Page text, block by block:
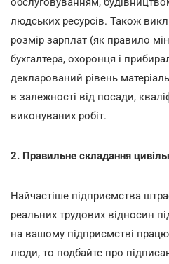
людських ресурсів. Також
розмір зарплат (як правило
бухгалтера, охоронця і
декларований рівень
в залежності від посади,
виконуваних робіт.
2. Правильне складання
Найчастіше підприємства
реальних трудових відносин
на вашому підприємстві
люди, то подбайте про